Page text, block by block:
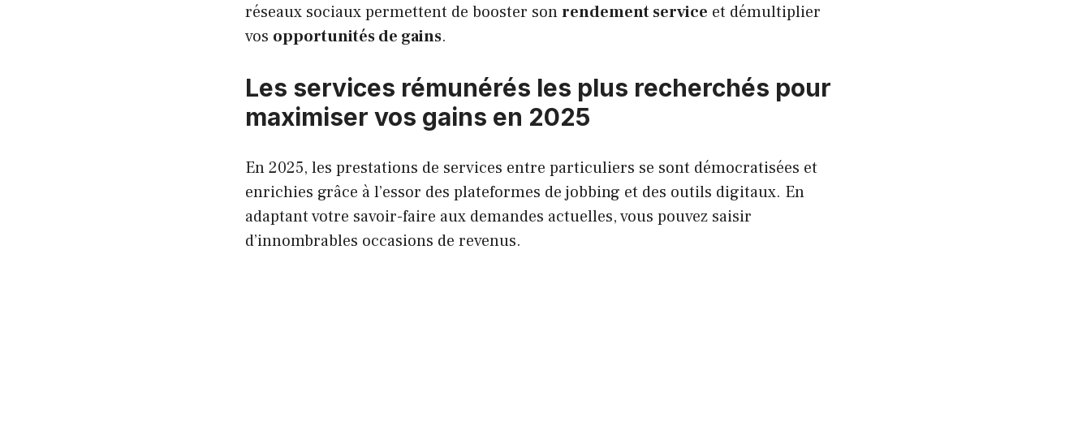
réseaux sociaux permettent de booster sonrendement service et démultiplier
vos opportunités de gains.
Les services rémunérés les plus recherchés pour
maximiser vos gains en 2025
En 2025, les prestations de services entre particuliers se sont démocratisées et
enrichies grâce à l’essor des plateformes de jobbing et des outils digitaux. En
adaptant votre savoir-faire aux demandes actuelles, vous pouvez saisir
d’innombrables occasions de revenus.